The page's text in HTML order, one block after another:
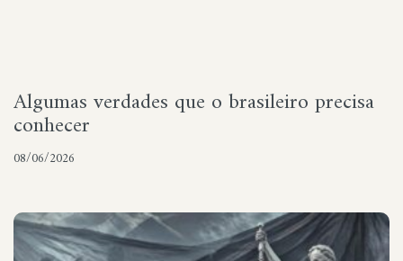
Algumas verdades que o brasileiro precisa
conhecer
08/06/2026